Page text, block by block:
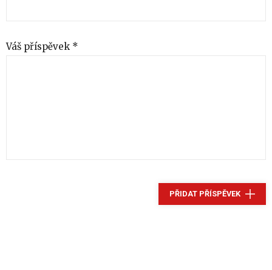
Váš příspěvek *
PŘIDAT PŘÍSPĚVEK